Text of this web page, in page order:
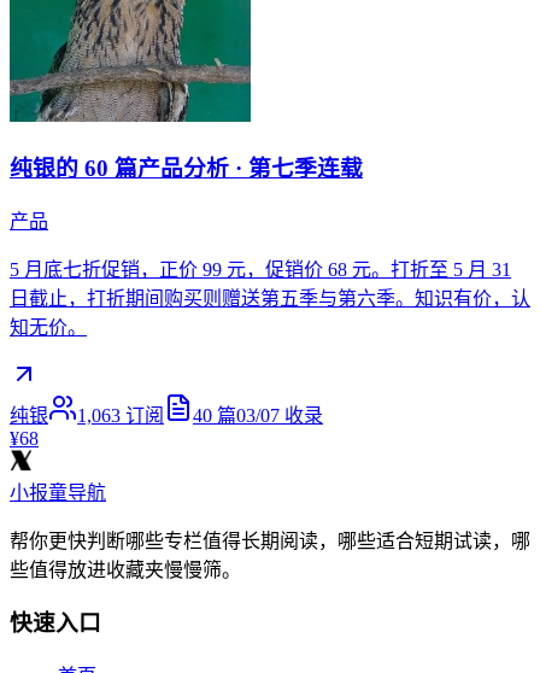
纯银的 60 篇产品分析 · 第七季连载
产品
5 月底七折促销，正价 99 元，促销价 68 元。打折至 5 月 31
日截止，打折期间购买则赠送第五季与第六季。知识有价，认
知无价。
纯银 1,063 订阅 40 篇03/07 收录
¥68
小报童导航
帮你更快判断哪些专栏值得长期阅读，哪些适合短期试读，哪
些值得放进收藏夹慢慢筛。
快速入口